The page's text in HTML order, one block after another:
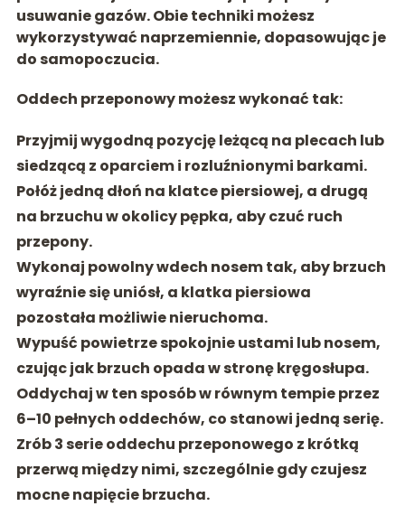
usuwanie gazów. Obie techniki możesz
wykorzystywać naprzemiennie, dopasowując je
do samopoczucia.
Oddech przeponowy możesz wykonać tak:
Przyjmij wygodną pozycję leżącą na plecach lub
siedzącą z oparciem i rozluźnionymi barkami.
Połóż jedną dłoń na klatce piersiowej, a drugą
na brzuchu w okolicy pępka, aby czuć ruch
przepony.
Wykonaj powolny wdech nosem tak, abybrzuch
wyraźnie się uniósł, a klatka piersiowa
pozostała możliwie nieruchoma.
Wypuść powietrze spokojnie ustami lub nosem,
czując jakbrzuch opada w stronę kręgosłupa.
Oddychaj w ten sposób w równym tempie przez
6–10 pełnych oddechów, co stanowi jedną serię.
Zrób3 serie oddechu przeponowego z krótką
przerwą między nimi, szczególnie gdy czujesz
mocne napięcie brzucha.